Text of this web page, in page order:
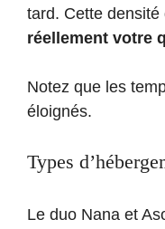
tard. Cette densité
réellement votre
Notez que les
éloignés.
Types
Le duo Nana et